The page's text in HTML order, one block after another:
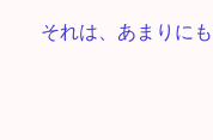
それは、あまりに